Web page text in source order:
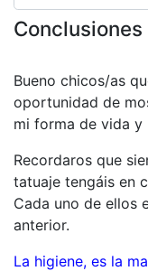
Bueno chicos/as
oportunidad de
mi forma de vida y
Recordaros que
tatuaje tengáis en
Cada uno de ellos
anterior.
La higiene, es la